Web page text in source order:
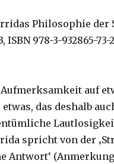
Philosophie der
978-3-932865-73-
auf
das deshalb
spricht von der
Antwort‘